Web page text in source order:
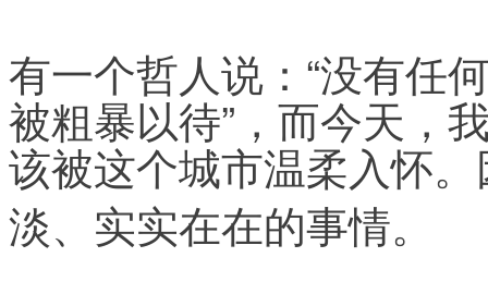
有一个哲人说：“没有任
被粗暴以待”，而今天，
该被这个城市温柔入怀
淡、实实在在的事情。